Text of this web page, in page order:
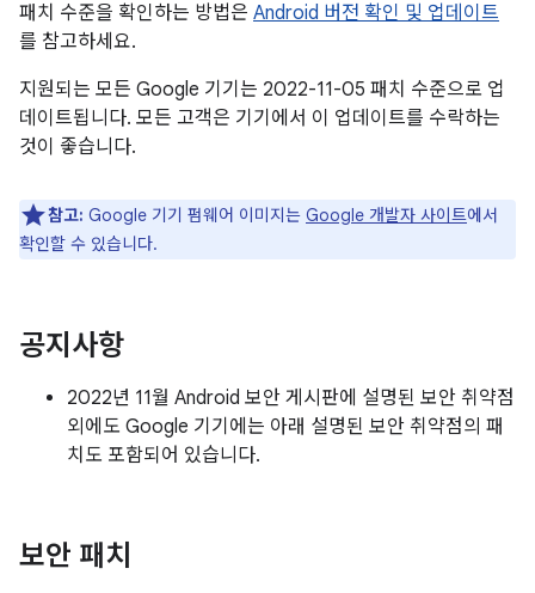
패치 수준을 확인하는 방법은 Android 버전 확인 및 업데이트
를 참고하세요.
지원되는 모든 Google 기기는 2022-11-05 패치 수준으로 업
데이트됩니다. 모든 고객은 기기에서 이 업데이트를 수락하는
것이 좋습니다.
참고: Google 기기 펌웨어 이미지는 Google 개발자 사이트에서
확인할 수 있습니다.
공지사항
2022년 11월 Android 보안 게시판에 설명된 보안 취약점
외에도 Google 기기에는 아래 설명된 보안 취약점의 패
치도 포함되어 있습니다.
보안 패치